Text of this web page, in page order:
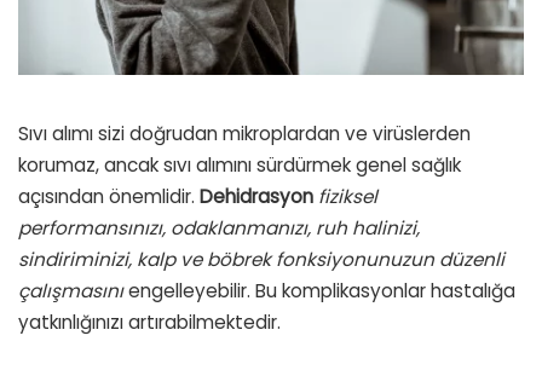
Sıvı alımı sizi doğrudan mikroplardan ve virüslerden
korumaz, ancak sıvı alımını sürdürmek genel sağlık
açısından önemlidir. Dehidrasyon fiziksel
performansınızı, odaklanmanızı, ruh halinizi,
sindiriminizi, kalp ve böbrek fonksiyonunuzun düzenli
çalışmasınıengelleyebilir. Bu komplikasyonlar hastalığa
yatkınlığınızı artırabilmektedir.